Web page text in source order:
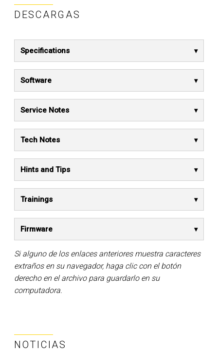
DESCARGAS
Specifications
Software
Service Notes
Tech Notes
Hints and Tips
Trainings
Firmware
Si alguno de los enlaces anteriores muestra caracteres
extraños en su navegador, haga clic con el botón
derecho en el archivo para guardarlo en su
computadora.
NOTICIAS